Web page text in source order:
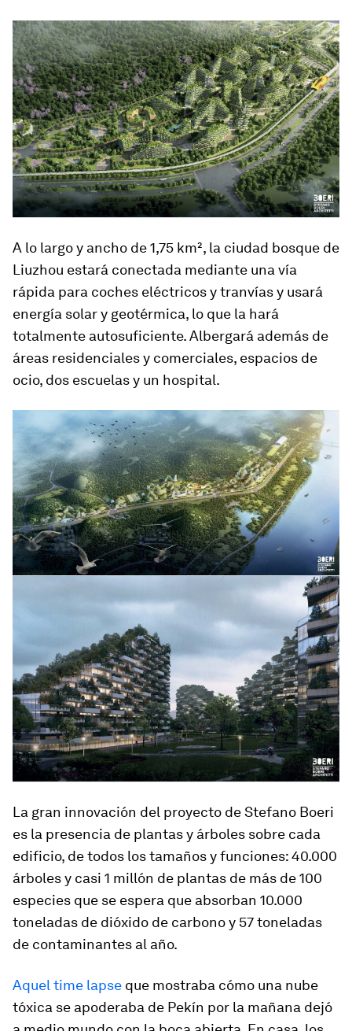
A lo largo y ancho de 1,75 km², la ciudad bosque de
Liuzhou estará conectada mediante una vía
rápida para coches eléctricos y tranvías y usará
energía solar y geotérmica, lo que la hará
totalmente autosuficiente. Albergará además de
áreas residenciales y comerciales, espacios de
ocio, dos escuelas y un hospital.
La gran innovación del proyecto de Stefano Boeri
es la presencia de plantas y árboles sobre cada
edificio, de todos los tamaños y funciones: 40.000
árboles y casi 1 millón de plantas de más de 100
especies que se espera que absorban 10.000
toneladas de dióxido de carbono y 57 toneladas
de contaminantes al año.
Aquel time lapse que mostraba cómo una nube
tóxica se apoderaba de Pekín por la mañana dejó